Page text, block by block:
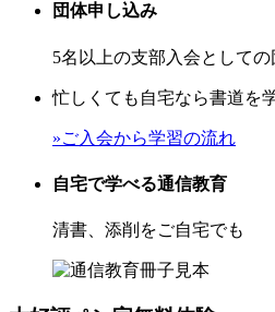
団体申し込み
5名以上の支部入会として
忙しくても自宅なら書道を
»ご入会から学習の流れ
自宅で学べる通信教育
清書、添削をご自宅でも